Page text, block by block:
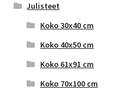
Julisteet
Koko 30x40 cm
Koko 40x50 cm
Koko 61x91 cm
Koko 70x100 cm